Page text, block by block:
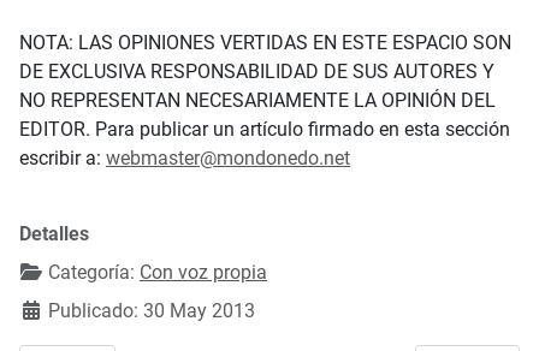
NOTA: LAS OPINIONES VERTIDAS EN ESTE ESPACIO SON
DE EXCLUSIVA RESPONSABILIDAD DE SUS AUTORES Y
NO REPRESENTAN NECESARIAMENTE LA OPINIÓN DEL
EDITOR. Para publicar un artículo firmado en esta sección
escribir a: webmaster@mondonedo.net
Detalles
Categoría: Con voz propia
Publicado: 30 May 2013